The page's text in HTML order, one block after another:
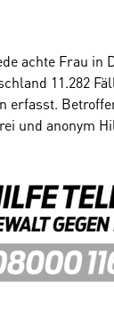
achte Frau
11.282
erfasst.
und anonym